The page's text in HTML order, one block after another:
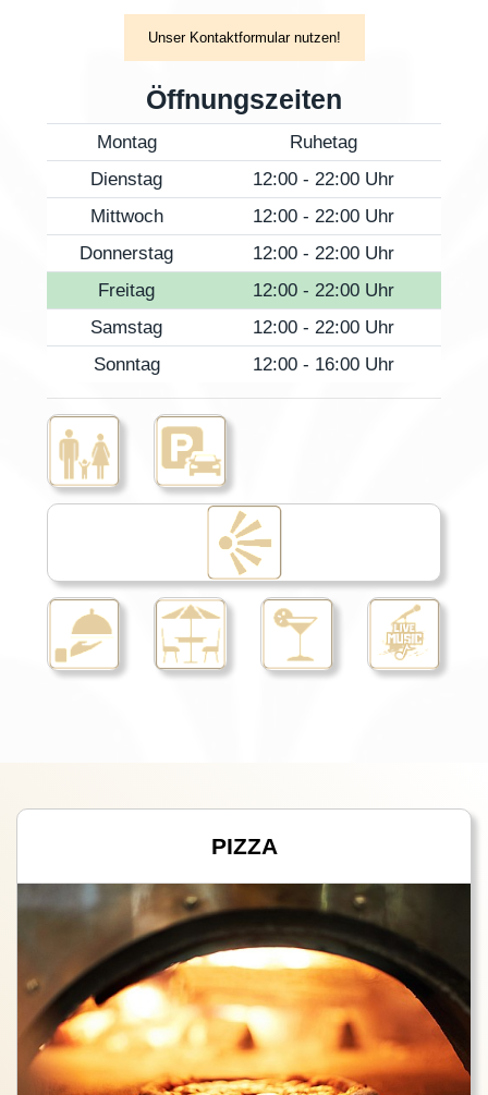
Unser Kontaktformular nutzen!
Öffnungszeiten
Montag
Ruhetag
Dienstag
12:00 - 22:00 Uhr
Mittwoch
12:00 - 22:00 Uhr
Donnerstag
12:00 - 22:00 Uhr
Freitag
12:00 - 22:00 Uhr
Samstag
12:00 - 22:00 Uhr
Sonntag
12:00 - 16:00 Uhr
PIZZA